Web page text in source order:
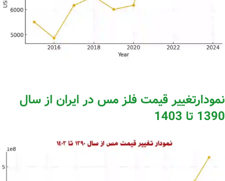
نمودارتغییر قیمت فلز مس در ایران از سال
1390 تا 1403